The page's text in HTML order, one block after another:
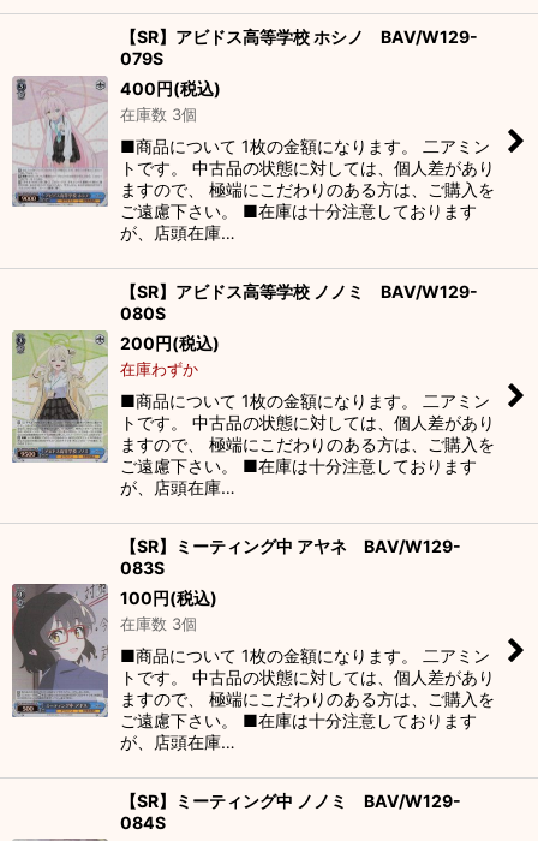
【SR】アビドス高等学校 ホシノ BAV/W129-
079S
400円(税込)
在庫数 3個
■商品について 1枚の金額になります。 二アミン
トです。 中古品の状態に対しては、個人差があり
ますので、 極端にこだわりのある方は、ご購入を
ご遠慮下さい。 ■在庫は十分注意しております
が、店頭在庫…
【SR】アビドス高等学校 ノノミ BAV/W129-
080S
200円(税込)
在庫わずか
■商品について 1枚の金額になります。 二アミン
トです。 中古品の状態に対しては、個人差があり
ますので、 極端にこだわりのある方は、ご購入を
ご遠慮下さい。 ■在庫は十分注意しております
が、店頭在庫…
【SR】ミーティング中 アヤネ BAV/W129-
083S
100円(税込)
在庫数 3個
■商品について 1枚の金額になります。 二アミン
トです。 中古品の状態に対しては、個人差があり
ますので、 極端にこだわりのある方は、ご購入を
ご遠慮下さい。 ■在庫は十分注意しております
が、店頭在庫…
【SR】ミーティング中 ノノミ BAV/W129-
084S